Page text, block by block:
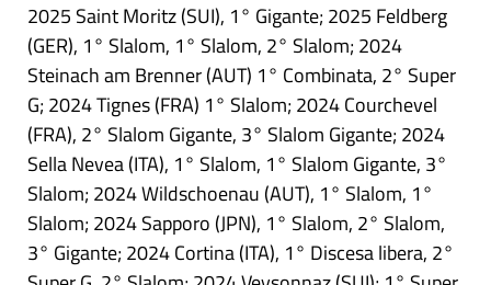
2025 Saint Moritz (SUI), 1° Gigante; 2025 Feldberg
(GER), 1° Slalom, 1° Slalom, 2° Slalom; 2024
Steinach am Brenner (AUT) 1° Combinata, 2° Super
G; 2024 Tignes (FRA) 1° Slalom; 2024 Courchevel
(FRA), 2° Slalom Gigante, 3° Slalom Gigante; 2024
Sella Nevea (ITA), 1° Slalom, 1° Slalom Gigante, 3°
Slalom; 2024 Wildschoenau (AUT), 1° Slalom, 1°
Slalom; 2024 Sapporo (JPN), 1° Slalom, 2° Slalom,
3° Gigante; 2024 Cortina (ITA), 1° Discesa libera, 2°